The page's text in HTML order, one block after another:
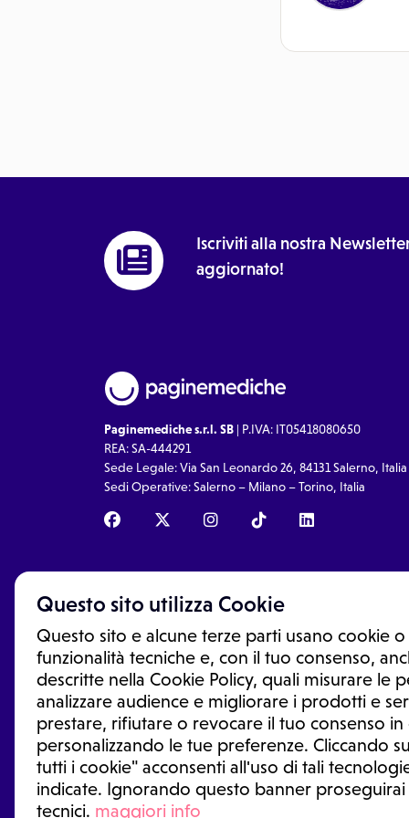
Questo sito utilizza Cookie
Questo sito e alcune terze parti usano cookie
funzionalità tecniche e, con il tuo consenso,
descritte nella Cookie Policy, quali misurare le
analizzare audience e migliorare i prodotti e
prestare, rifiutare o revocare il tuo consenso
personalizzando le tue preferenze. Cliccando
tutti i cookie" acconsenti all'uso di tali
indicate. Ignorando questo banner
tecnici. maggiori info
Iscriviti alla nostra
aggiornato!
Paginemediche s.r.l. SB | P.IVA: IT05418080650
REA: SA-444291
Sede Legale: Via San Leonardo 26, 84131 Salerno, Italia
Sedi Operative: Salerno – Milano – Torino, Italia
Le informazioni proposte in questo sito non sono un
sostituiscono un consulto, una visita o una diagnosi
informazioni disponibili come suggerimenti per la
trattamento o l'assunzione o sospensione di un
generale o uno specialista.